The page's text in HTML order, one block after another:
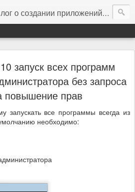
о создании приложений на платформе .NET Framework
запуск всех программ
без запроса
повышение прав
запускать все программы всегда из
необходимо: